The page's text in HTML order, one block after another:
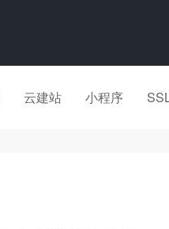
云建站 小程序